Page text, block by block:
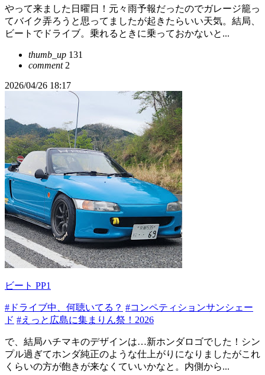
やって来ました日曜日！元々雨予報だったのでガレージ籠っ
てバイク弄ろうと思ってましたが起きたらいい天気。結局、
ビートでドライブ。乗れるときに乗っておかないと...
thumb_up 131
comment2
2026/04/26 18:17
ビート PP1
#ドライブ中、何聴いてる？ #コンペティションサンシェー
ド #えっと広島に集まりん祭！2026
で、結局ハチマキのデザインは…新ホンダロゴでした！シン
プル過ぎてホンダ純正のような仕上がりになりましたがこれ
くらいの方が飽きが来なくていいかなと。内側から...